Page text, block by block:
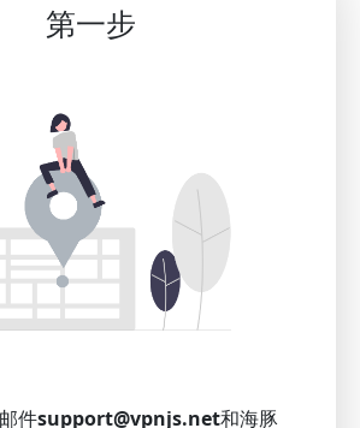
第一步
件support@vpnjs.net和海豚